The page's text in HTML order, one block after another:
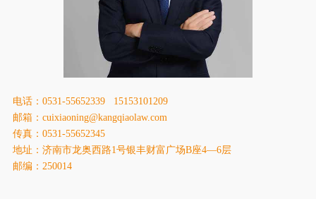
社会责任
康桥法治研究院
康桥出版
电话：0531-55652339 15153101209
邮箱：cuixiaoning@kangqiaolaw.com
传真：0531-55652345
地址：济南市龙奥西路1号银丰财富广场B座4—6层
邮编：250014